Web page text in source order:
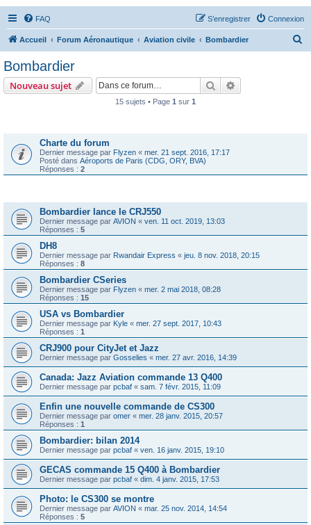
FAQ Connexion
S’enregistrer
Accueil Forum Aéronautique Aviation civile Bombardier
Bombardier
Nouveau sujet Rechercher
15 sujets • Page 1 sur 1
Charte du forum
Dernier message par Flyzen « mer. 21 sept. 2016, 17:17
Posté dans Aéroports de Paris (CDG, ORY, BVA)
Réponses : 2
Bombardier lance le CRJ550
Dernier message par AVION « ven. 11 oct. 2019, 13:03
Réponses : 5
DH8
Dernier message par Rwandair Express « jeu. 8 nov. 2018, 20:15
Réponses : 8
Bombardier CSeries
Dernier message par Flyzen « mer. 2 mai 2018, 08:28
Réponses : 15
USA vs Bombardier
Dernier message par Kyle « mer. 27 sept. 2017, 10:43
Réponses : 1
CRJ900 pour CityJet et Jazz
Dernier message par Gosselies « mer. 27 avr. 2016, 14:39
Canada: Jazz Aviation commande 13 Q400
Dernier message par pcbaf « sam. 7 févr. 2015, 11:09
Enfin une nouvelle commande de CS300
Dernier message par omer « mer. 28 janv. 2015, 20:57
Réponses : 1
Bombardier: bilan 2014
Dernier message par pcbaf « ven. 16 janv. 2015, 19:10
GECAS commande 15 Q400 à Bombardier
Dernier message par pcbaf « dim. 4 janv. 2015, 17:53
Photo: le CS300 se montre
Dernier message par AVION « mar. 25 nov. 2014, 14:54
Réponses : 5